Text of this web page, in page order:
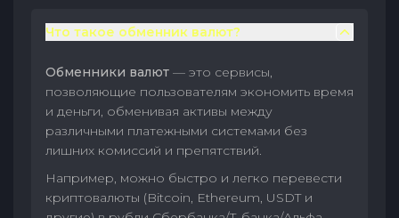
Что такое обменник валют?
Обменники валют — это сервисы,
позволяющие пользователям экономить время
и деньги, обменивая активы между
различными платежными системами без
лишних комиссий и препятствий.
Например, можно быстро и легко перевести
криптовалюты (Bitcoin, Ethereum, USDT и